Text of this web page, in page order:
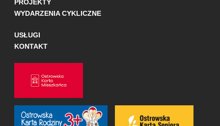
PROJEKTY
WYDARZENIA CYKLICZNE
USŁUGI
KONTAKT